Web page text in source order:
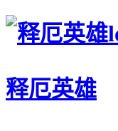
释厄英雄